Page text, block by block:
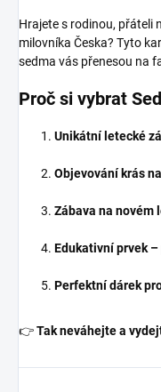
Hrajete s rodinou, přáteli
milovníka Česka? Tyto
sedma vás přenesou na
Proč si vybrat
Unikátní letecké
Objevování krás
Zábava na novém
Edukativní prvek
Perfektní dárek
👉Tak neváhejte a